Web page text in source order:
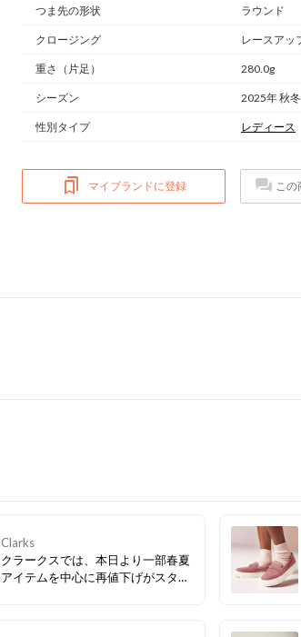
つま先の形状 ラウンド
クロージング レースアッ
重さ （片足） 280.0g
シーズン 2025年 秋冬
性別タイプ レディース
マイブランドに登録 この
Clarks
クラークスでは、本日より一部春夏
アイテムを中心に再値下げがスター